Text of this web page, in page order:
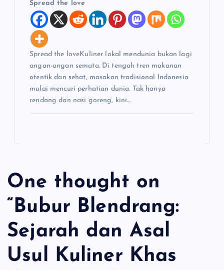
Spread the love
Spread the loveKuliner lokal mendunia bukan lagi
angan-angan semata. Di tengah tren makanan
otentik dan sehat, masakan tradisional Indonesia
mulai mencuri perhatian dunia. Tak hanya
rendang dan nasi goreng, kini…
One thought on
“Bubur Blendrang:
Sejarah dan Asal
Usul Kuliner Khas